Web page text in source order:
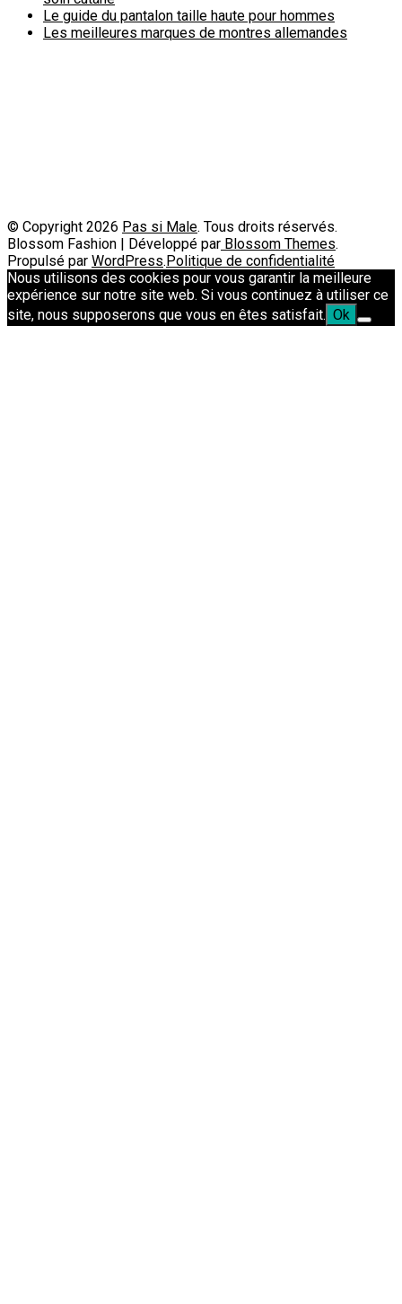
Le guide du pantalon taille haute pour hommes
Les meilleures marques de montres allemandes
© Copyright 2026 Pas si Male. Tous droits réservés.
Blossom Fashion | Développé par Blossom Themes.
Propulsé par WordPress. Politique de confidentialité
Nous utilisons des cookies pour vous garantir la meilleure
expérience sur notre site web. Si vous continuez à utiliser ce
site, nous supposerons que vous en êtes satisfait. Ok